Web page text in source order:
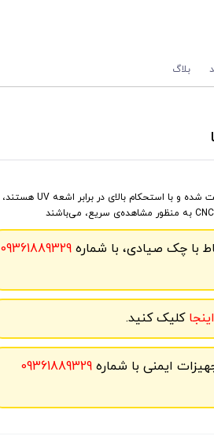
بلاگ
این کمربندها حاوی الیاف دوخته شده‌ی نوع ضمانت شده و با استحکام بالای در برابر اشعه UV هستند،
با چک صیادی، با شماره 09361889329
اینجاکلیک کنید.
ایمنی با شماره 09361889329